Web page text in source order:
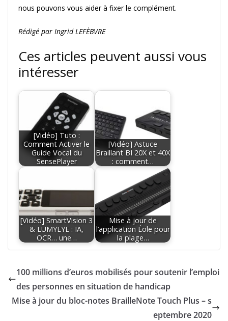
nous pouvons vous aider à fixer le complément.
Rédigé par Ingrid LEFÈBVRE
Ces articles peuvent aussi vous
intéresser
[Vidéo] Tuto :
Comment Activer le
Guide Vocal du
SensePlayer
[Vidéo] Astuce
Braillant BI 20X et 40X
: comment…
[Vidéo] SmartVision 3
& LUMYEYE : IA,
OCR… une…
Mise à jour de
l’application Éole pour
la plage…
100 millions d’euros mobilisés pour soutenir l’emploi
des personnes en situation de handicap
Mise à jour du bloc-notes BrailleNote Touch Plus – s
eptembre 2020